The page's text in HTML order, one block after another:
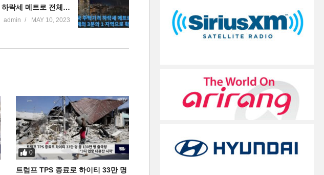
미국 주택가격 하락세 메트로 전체의 3분의 1 지역으로 확산
admin MAY 10, 2023
0
트럼프 TPS 종료로 하이티 33만 명